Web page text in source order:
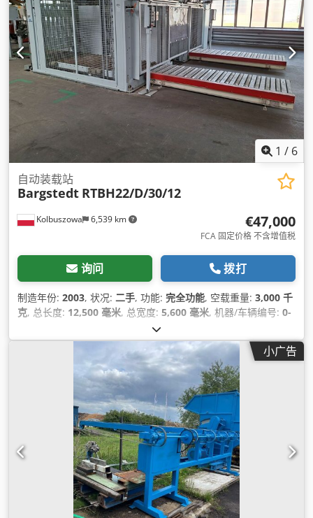
1 / 6
Kolbuszowa 6,539 km
自动装载站
Bargstedt RTBH22/D/30/12
€47,000
FCA 固定价格 不含增值税
询问 拨打
制造年份: 2003, 状况: 二手, 功能: 完全功能, 空载重量: 3,000 千
克, 总长度: 12,500 毫米, 总宽度: 5,600 毫米, 机器/车辆编号: 0-
小广告